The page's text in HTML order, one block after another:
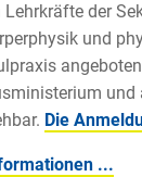
der
und
Die
...